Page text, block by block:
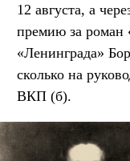
12 августа, а
премию за роман
«Ленинграда»
сколько на
ВКП (б).